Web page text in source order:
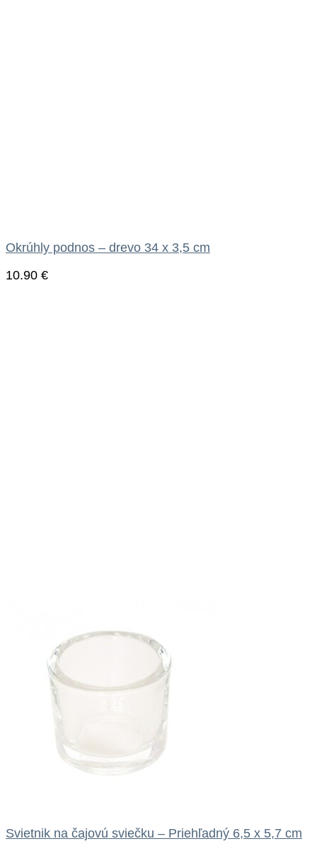
Okrúhly podnos – drevo 34 x 3,5 cm
10.90 €
Svietnik na čajovú sviečku – Priehľadný 6,5 x 5,7 cm